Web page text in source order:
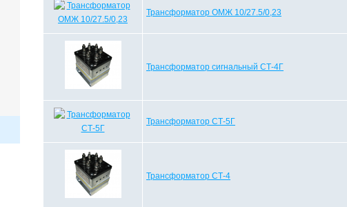
Трансформатор ОМЖ 10/27.5/0,23
Трансформатор сигнальный СТ-4Г
Трансформатор СТ-5Г
Трансформатор СТ-4